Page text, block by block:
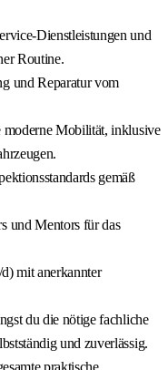
Dienstleistungen und
Routine.
und Reparatur vom
moderne Mobilität, inklusive
gemäß
und Mentors für das
mit anerkannter
du die nötige fachliche
und zuverlässig.